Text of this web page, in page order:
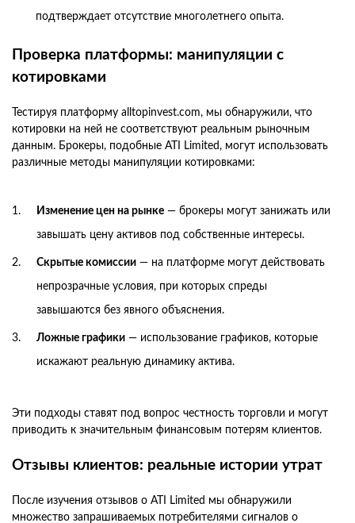
подтверждает отсутствие многолетнего опыта.
Проверка платформы: манипуляции с
котировками
Тестируя платформу alltopinvest.com, мы обнаружили, что
котировки на ней не соответствуют реальным рыночным
данным. Брокеры, подобные ATI Limited, могут использовать
различные методы манипуляции котировками:
Изменение цен на рынке — брокеры могут занижать или
завышать цену активов под собственные интересы.
Скрытые комиссии — на платформе могут действовать
непрозрачные условия, при которых спреды
завышаются без явного объяснения.
Ложные графики — использование графиков, которые
искажают реальную динамику актива.
Эти подходы ставят под вопрос честность торговли и могут
приводить к значительным финансовым потерям клиентов.
Отзывы клиентов: реальные истории утрат
После изучения отзывов о ATI Limited мы обнаружили
множество запрашиваемых потребителями сигналов о